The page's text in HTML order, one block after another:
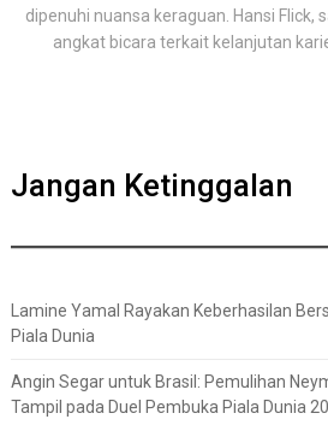
dipenuhi nuansa keraguan. Hansi Flick,
angkat bicara terkait kelanjutan
Jangan Ketinggalan
Lamine Yamal Rayakan Keberhasilan
Piala Dunia
Angin Segar untuk Brasil: Pemulihan
Tampil pada Duel Pembuka Piala Dunia